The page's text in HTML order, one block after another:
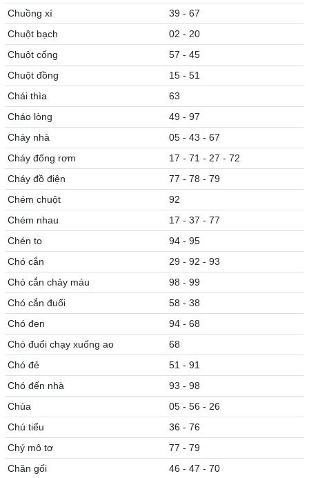
Chuồng xí
39 - 67
Chuột bạch
02 - 20
Chuột cống
57 - 45
Chuột đồng
15 - 51
Chái thìa
63
Cháo lòng
49 - 97
Cháy nhà
05 - 43 - 67
Cháy đống rơm
17 - 71 - 27 - 72
Cháy đồ điện
77 - 78 - 79
Chém chuột
92
Chém nhau
17 - 37 - 77
Chén to
94 - 95
Chó cắn
29 - 92 - 93
Chó cắn chảy máu
98 - 99
Chó cắn đuổi
58 - 38
Chó đen
94 - 68
Chó đuổi chạy xuống ao
68
Chó đẻ
51 - 91
Chó đến nhà
93 - 98
Chùa
05 - 56 - 26
Chú tiểu
36 - 76
Chý mô tơ
77 - 79
Chăn gối
46 - 47 - 70